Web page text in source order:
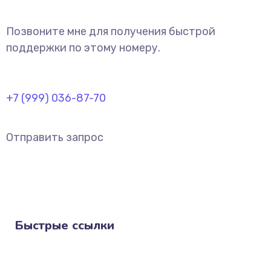
Позвоните мне для получения быстрой
поддержки по этому номеру.
+7 (999) 036-87-70
Отправить запрос
Быстрые ссылки